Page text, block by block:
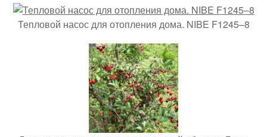
Тепловой насос для отопления дома. NIBE F1245–8